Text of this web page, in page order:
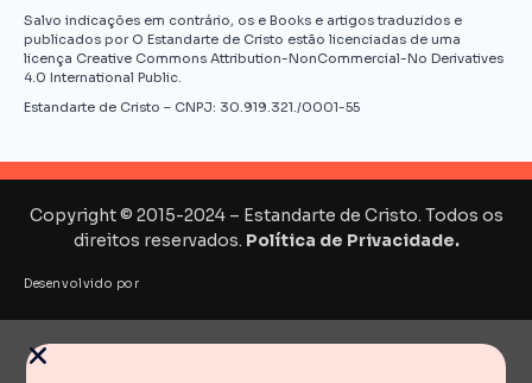
Salvo indicações em contrário, os e Books e artigos traduzidos e
publicados por O Estandarte de Cristo estão licenciadas de uma
licença Creative Commons Attribution-NonCommercial-No Derivatives
4.0 International Public.
Estandarte de Cristo – CNPJ: 30.919.321./0001-55
Copyright © 2015-2024 – Estandarte de Cristo. Todos os
direitos reservados. Política de Privacidade.
Desenvolvido por